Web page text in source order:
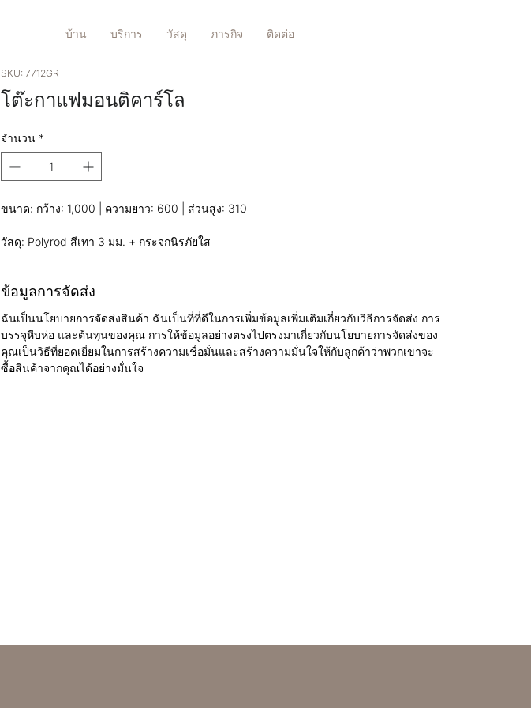
บ้าน บริการ วัสดุ ภารกิจ ติดต่อ
SKU: 7712GR
โต๊ะกาแฟมอนติคาร์โล
จำนวน *
ขนาด: กว้าง: 1,000 | ความยาว: 600 | ส่วนสูง: 310
วัสดุ: Polyrod สีเทา 3 มม. + กระจกนิรภัยใส
ข้อมูลการจัดส่ง
ฉันเป็นนโยบายการจัดส่งสินค้า ฉันเป็นที่ที่ดีในการเพิ่มข้อมูลเพิ่มเติมเกี่ยวกับวิธีการจัดส่ง การ
บรรจุหีบห่อ และต้นทุนของคุณ การให้ข้อมูลอย่างตรงไปตรงมาเกี่ยวกับนโยบายการจัดส่งของ
คุณเป็นวิธีที่ยอดเยี่ยมในการสร้างความเชื่อมั่นและสร้างความมั่นใจให้กับลูกค้าว่าพวกเขาจะ
ซื้อสินค้าจากคุณได้อย่างมั่นใจ